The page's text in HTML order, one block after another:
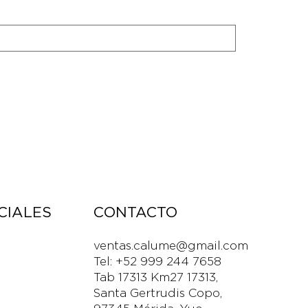
CONTACTO
ventas.calume@gmail.com
Tel: +52 999 244 7658
Tab 17313 Km27 17313,
Santa Gertrudis Copo,